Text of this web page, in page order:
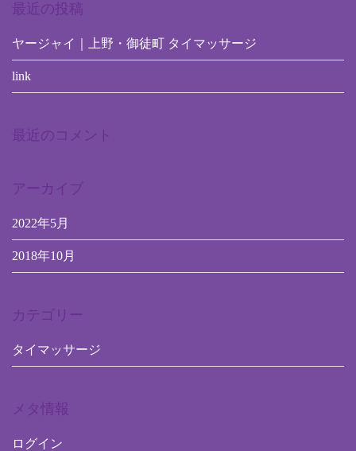
最近の投稿
ヤージャイ｜上野・御徒町 タイマッサージ
link
最近のコメント
アーカイブ
2022年5月
2018年10月
カテゴリー
タイマッサージ
メタ情報
ログイン